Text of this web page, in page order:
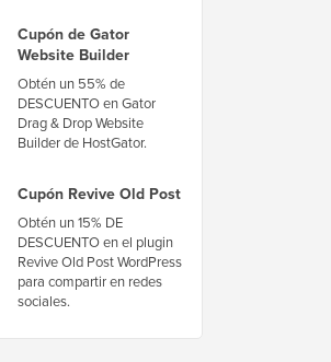
Cupón de Gator
Website Builder
Obtén un 55% de
DESCUENTO en Gator
Drag & Drop Website
Builder de HostGator.
Cupón Revive Old Post
Obtén un 15% DE
DESCUENTO en el plugin
Revive Old Post WordPress
para compartir en redes
sociales.